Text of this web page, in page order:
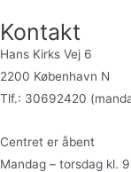
Kontakt
Hans Kirks Vej 6
2200 København N
Tlf.: 30692420
Centret er åbent
Mandag – torsdag kl.